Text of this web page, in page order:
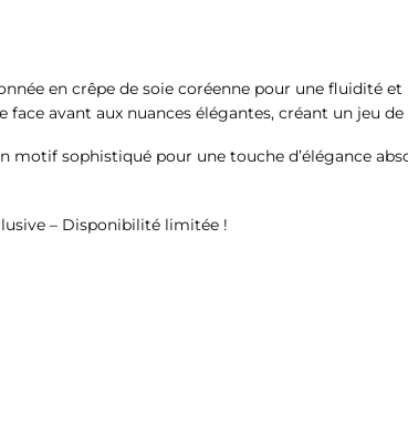
en crêpe de soie coréenne pour une fluidité et
avant aux nuances élégantes, créant un jeu de
motif sophistiqué pour une touche d’élégance
– Disponibilité limitée !